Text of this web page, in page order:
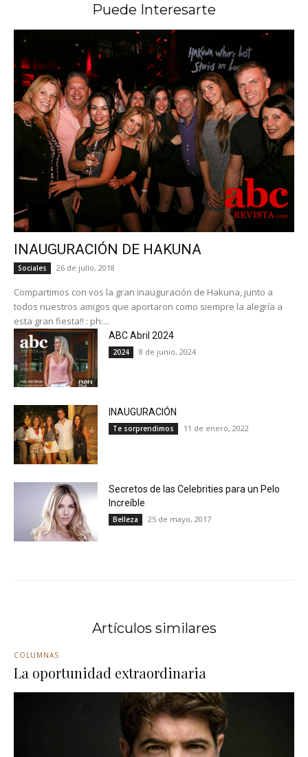
Puede Interesarte
INAUGURACIÓN DE HAKUNA
Sociales 26 de julio, 2018
Compartimos con vos la gran inauguración de Hakuna, junto a
todos nuestros amigos que aportaron como siempre la alegría a
esta gran fiesta!! : ph:...
ABC Abril 2024
2024 8 de junio, 2024
INAUGURACIÓN
Te sorprendimos 11 de enero, 2022
Secretos de las Celebrities para un Pelo
Increíble
Belleza 25 de mayo, 2017
Artículos similares
COLUMNAS
La oportunidad extraordinaria